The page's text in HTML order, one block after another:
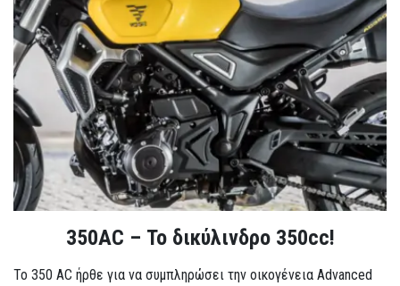
350AC – Το δικύλινδρο 350cc!
To 350 AC ήρθε για να συμπληρώσει την οικογένεια Advanced